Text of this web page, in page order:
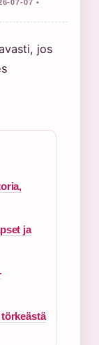
07-07 •
jos
ja